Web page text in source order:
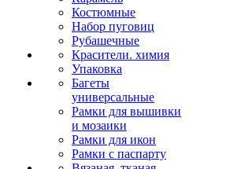
Костюмные
Набор пуговиц
Рубашечные
Красители. химия
Упаковка
Багеты
универсальные
Рамки для вышивки
и мозаики
Рамки для икон
Рамки с паспарту